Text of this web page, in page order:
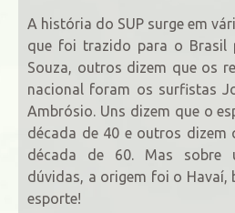
A história do SUP surge em
que foi trazido para o Brasil
Souza, outros dizem que os
nacional foram os surfistas
Ambrósio. Uns dizem que o
década de 40 e outros dizem
década de 60. Mas sobre
dúvidas, a origem foi o Havaí,
esporte!